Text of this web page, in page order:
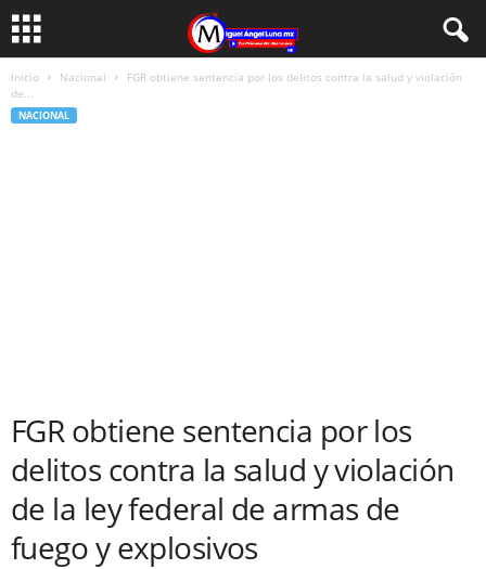
Inicio Nacional
FGR obtiene sentencia por los delitos contra la salud y violación
de...
NACIONAL
FGR obtiene sentencia por los
delitos contra la salud y violación
de la ley federal de armas de
fuego y explosivos